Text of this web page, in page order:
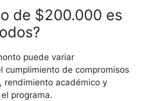
de $200.000 es
puede variar
cumplimiento de compromisos
rendimiento académico y
programa.